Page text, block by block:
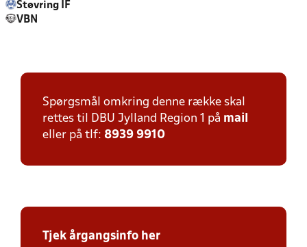
Støvring IF
VBN
Spørgsmål omkring denne række skal
rettes til DBU Jylland Region 1 på mail
eller på tlf: 8939 9910
Tjek årgangsinfo her